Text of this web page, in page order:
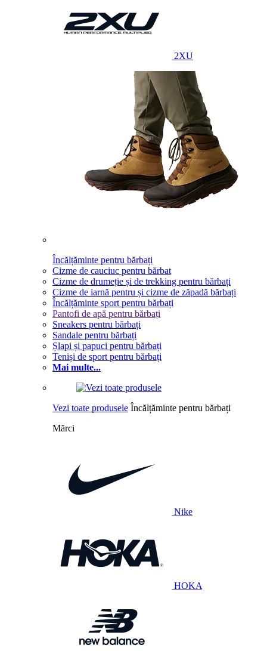
2XU
Încălțăminte pentru bărbați
Cizme de cauciuc pentru bărbat
Cizme de drumeție și de trekking pentru bărbați
Cizme de iarnă pentru și cizme de zăpadă bărbați
Încălțăminte sport pentru bărbați
Pantofi de apă pentru bărbați
Sneakers pentru bărbați
Sandale pentru bărbați
Șlapi și papuci pentru bărbați
Teniși de sport pentru bărbați
Mai multe...
Vezi toate produsele Încălțăminte pentru bărbați
Mărci
Nike
HOKA